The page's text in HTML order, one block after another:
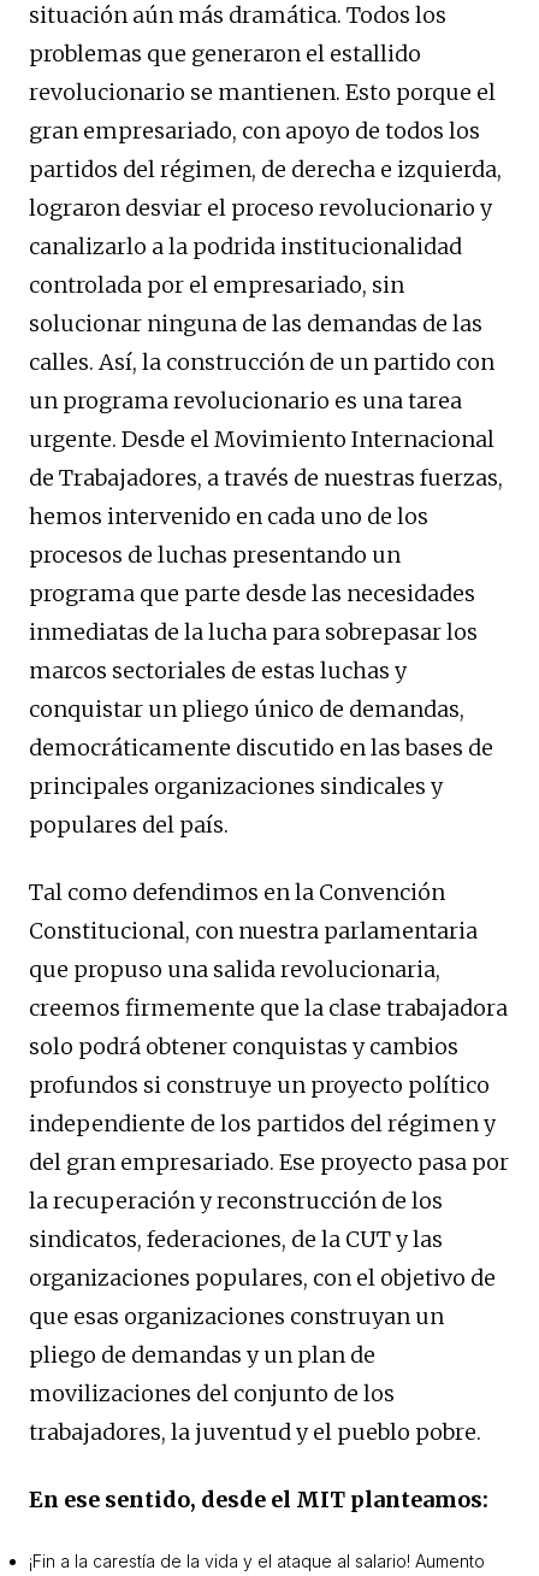
situación aún más dramática. Todos los
problemas que generaron el estallido
revolucionario se mantienen. Esto porque el
gran empresariado, con apoyo de todos los
partidos del régimen, de derecha e izquierda,
lograron desviar el proceso revolucionario y
canalizarlo a la podrida institucionalidad
controlada por el empresariado, sin
solucionar ninguna de las demandas de las
calles. Así, la construcción de un partido con
un programa revolucionario es una tarea
urgente. Desde el Movimiento Internacional
de Trabajadores, a través de nuestras fuerzas,
hemos intervenido en cada uno de los
procesos de luchas presentando un
programa que parte desde las necesidades
inmediatas de la lucha para sobrepasar los
marcos sectoriales de estas luchas y
conquistar un pliego único de demandas,
democráticamente discutido en las bases de
principales organizaciones sindicales y
populares del país.
Tal como defendimos en la Convención
Constitucional, con nuestra parlamentaria
que propuso una salida revolucionaria,
creemos firmemente que la clase trabajadora
solo podrá obtener conquistas y cambios
profundos si construye un proyecto político
independiente de los partidos del régimen y
del gran empresariado. Ese proyecto pasa por
la recuperación y reconstrucción de los
sindicatos, federaciones, de la CUT y las
organizaciones populares, con el objetivo de
que esas organizaciones construyan un
pliego de demandas y un plan de
movilizaciones del conjunto de los
trabajadores, la juventud y el pueblo pobre.
En ese sentido, desde el MIT planteamos:
¡Fin a la carestía de la vida y el ataque al salario! Aumento